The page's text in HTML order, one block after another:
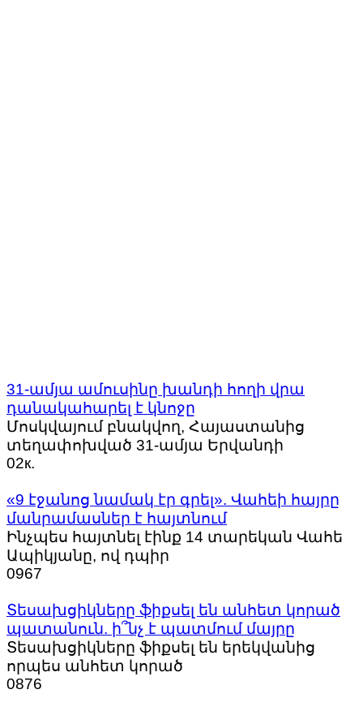
31-ամյա ամուսինը խանդի հողի վրա
դանակահարել է կնոջը
Մոսկվայում բնակվող, Հայաստանից
տեղափոխված 31-ամյա Երվանդի
02к.
«9 էջանոց նամակ էր գրել». Վահեի հայրը
մանրամասներ է հայտնում
Ինչպես հայտնել էինք 14 տարեկան Վահե
Ապիկյանը, ով դպիր
0967
Տեսախցիկները ֆիքսել են անհետ կորած
պատանուն. ի՞նչ է պատմում մայրը
Տեսախցիկները ֆիքսել են երեկվանից
որպես անհետ կորած
0876